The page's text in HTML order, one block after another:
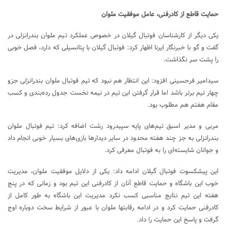
حمایت قاطع از کادرفنی، عامل موفقیت ملوان
یکی دیگر از کارشناسان فوتبال گیلان در خصوص عملکرد تیم ملوان بندرانزلی در
گفت و گو با خبرنگار ایرنا اظهار کرد: فوتبال گیلان با پتانسیلی که دارد، فصل خوبی
را پشت سر نگذاشت.
سیدامیر فرحسینی افزود: این انتظار هم نبود که تیم فوتبال ملوان بندرانزلی جزو
چهار تیم برتر باشد اما قرار گرفتن این تیم در نیمه نخست جدول رده‌بندی و کسب
مقام هفتم هم مطلوب بود.
مربی و مدیر اسبق تیم‌های پایه سپیدرود رشت اضافه کرد: تیم فوتبال ملوان
بندرانزلی به جز چند هفته محدود در سایر دیدارها بازی‌های بسیار خوبی انجام داد
و جوانان شایسته‌ای را به فوتبال معرفی کرد.
این پیشکسوت فوتبال گیلان ادامه داد: یکی از دلایل موفقیت ملوان، مدیریت
خوب این باشگاه و حمایت قاطع آنان از کادرفنی این تیم بود و زمانی که در پنج
هفته این تیم نتایج مناسبی کسب نکرد مدیریت این باشگاه به طور کامل از
کادرفنی حمایت کرد و در ادامه رقابتها ملوان با عبور از شرایط سخت دوباره اوج
گرفت و پاسخ این حمایت را داد.